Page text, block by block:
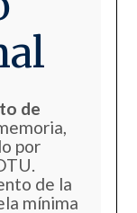
de
por
de la
mínima